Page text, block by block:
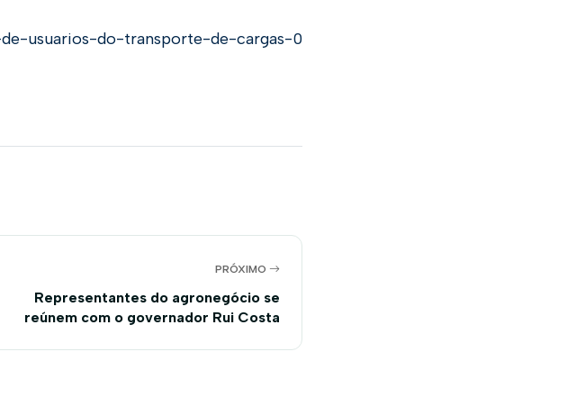
usuarios-do-transporte-de-cargas-0
PRÓXIMO
Representantes do agronegócio se
reúnem com o governador Rui Costa